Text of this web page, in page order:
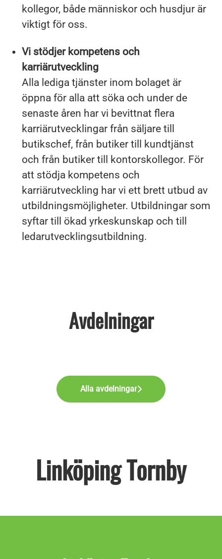
kollegor, både människor och husdjur är
viktigt för oss.
Vi stödjer kompetens och
karriärutveckling
Alla lediga tjänster inom bolaget är
öppna för alla att söka och under de
senaste åren har vi bevittnat flera
karriärutvecklingar från säljare till
butikschef, från butiker till kundtjänst
och från butiker till kontorskollegor. För
att stödja kompetens och
karriärutveckling har vi ett brett utbud av
utbildningsmöjligheter. Utbildningar som
syftar till ökad yrkeskunskap och till
ledarutvecklingsutbildning.
Avdelningar
Tjänster inom djurhälsa
Alla avdelningar
Linköping Tornby